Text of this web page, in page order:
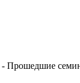
- Прошедшие